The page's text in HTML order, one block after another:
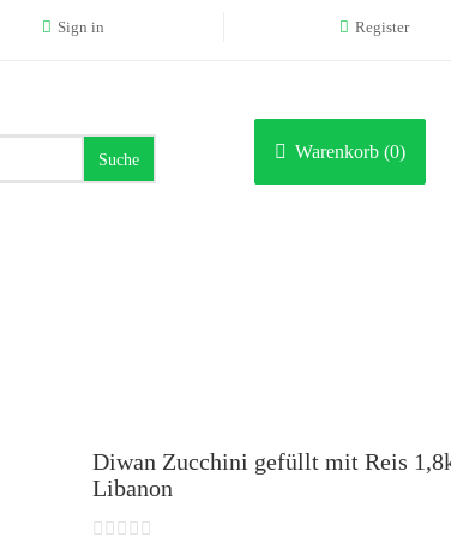
Sign in Register
Suche Warenkorb (0)
Diwan Zucchini gefüllt mit Reis
Libanon